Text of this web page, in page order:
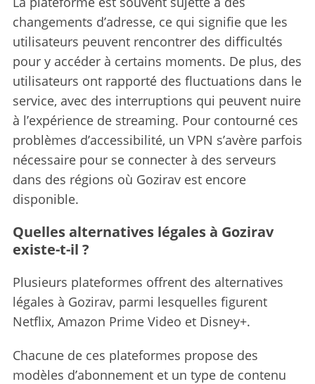
changements d’adresse, ce qui signifie que les
utilisateurs peuvent rencontrer des difficultés
pour y accéder à certains moments. De plus, des
utilisateurs ont rapporté des fluctuations dans le
service, avec des interruptions qui peuvent nuire
à l’expérience de streaming. Pour contourné ces
problèmes d’accessibilité, un VPN s’avère parfois
nécessaire pour se connecter à des serveurs
dans des régions où Gozirav est encore
disponible.
Quelles alternatives légales à Gozirav
existe-t-il ?
Plusieurs plateformes offrent des alternatives
légales à Gozirav, parmi lesquelles figurent
Netflix, Amazon Prime Video et Disney+.
Chacune de ces plateformes propose des
modèles d’abonnement et un type de contenu